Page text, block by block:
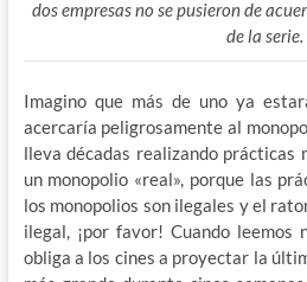
dos empresas no se pusieron de
de la serie.
Imagino que más de uno ya
acercaría peligrosamente al
lleva décadas realizando prácticas
un monopolio «real», porque las
los monopolios son ilegales y el
ilegal, ¡por favor! Cuando leemos
obliga a los cines a proyectar la